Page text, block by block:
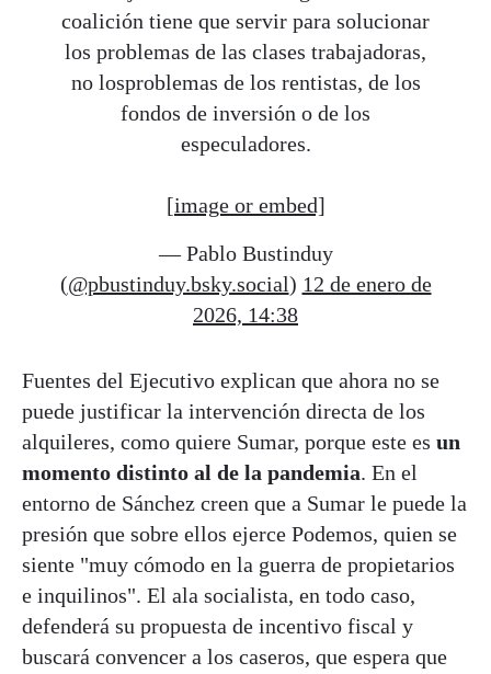
coalición tiene que servir para solucionar
los problemas de las clases trabajadoras,
no losproblemas de los rentistas, de los
fondos de inversión o de los
especuladores.
[image or embed]
— Pablo Bustinduy
(@pbustinduy.bsky.social) 12 de enero de
2026, 14:38
Fuentes del Ejecutivo explican que ahora no se
puede justificar la intervención directa de los
alquileres, como quiere Sumar, porque este es un
momento distinto al de la pandemia. En el
entorno de Sánchez creen que a Sumar le puede la
presión que sobre ellos ejerce Podemos, quien se
siente "muy cómodo en la guerra de propietarios
e inquilinos". El ala socialista, en todo caso,
defenderá su propuesta de incentivo fiscal y
buscará convencer a los caseros, que espera que